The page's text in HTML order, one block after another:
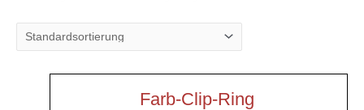
Farb-Clip-Ring